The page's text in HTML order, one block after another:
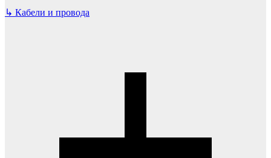
↳ Кабели и провода